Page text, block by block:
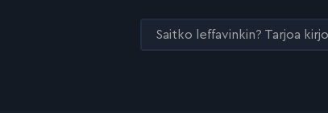
Saitko leffavinkin? Tarjoa